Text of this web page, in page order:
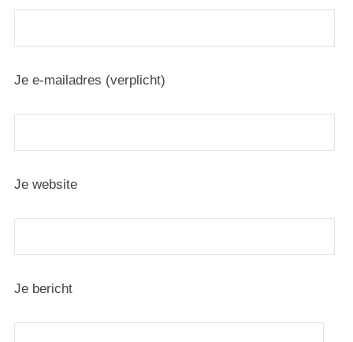
Je e-mailadres (verplicht)
Je website
Je bericht